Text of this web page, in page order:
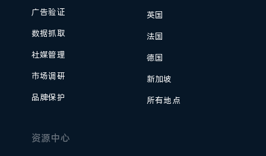
广告验证
数据抓取
社媒管理
市场调研
品牌保护
英国
法国
德国
新加坡
所有地点
资源中心